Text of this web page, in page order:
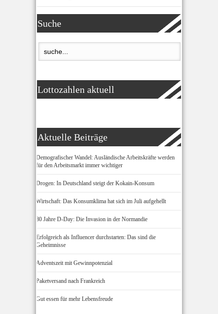
Suche
Lottozahlen aktuell
Aktuelle Beiträge
Demografischer Wandel: Ausländische Arbeitskräfte werden
für den Arbeitsmarkt immer wichtiger
Drogen: In Deutschland steigt der Kokain-Konsum
Wirtschaft: Das Konsumklima hat sich im Juli aufgehellt
80 Jahre D-Day: Die Invasion in der Normandie
Erfolgreich als Influencer durchstarten: Das sind die
Geheimnisse
Adventszeit mit Gewinnpotenzial
Paketversand nach Frankreich
Gut essen für mehr Lebensfreude